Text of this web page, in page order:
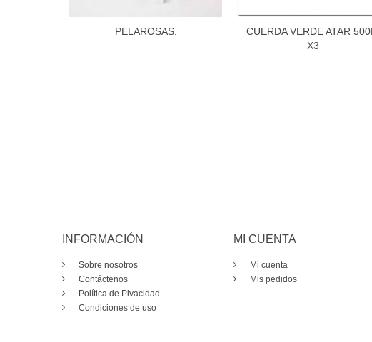
PELAROSAS.
CUERDA VERDE ATAR
X3
INFORMACIÓN
Sobre nosotros
Contáctenos
Política de Pivacidad
Condiciones de uso
MI CUENTA
Mi cuenta
Mis pedidos